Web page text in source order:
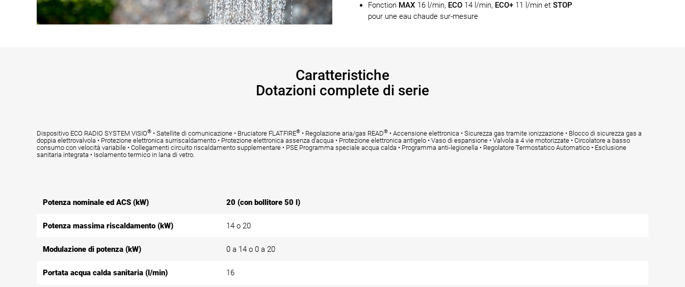
Fonction MAX 16 l/min, ECO 14 l/min, ECO+ 11 l/min et STOP
pour une eau chaude sur-mesure
Caratteristiche
Dotazioni complete di serie
Dispositivo ECO RADIO SYSTEM VISIO® • Satellite di comunicazione • Bruciatore FLATFIRE® • Regolazione aria/gas READ® • Accensione elettronica • Sicurezza gas tramite ionizzazione • Blocco di sicurezza gas a
doppia elettrovalvola • Protezione elettronica surriscaldamento • Protezione elettronica assenza d'acqua • Protezione elettronica antigelo • Vaso di espansione • Valvola a 4 vie motorizzate • Circolatore a basso
consumo con velocità variabile • Collegamenti circuito riscaldamento supplementare • PSE Programma speciale acqua calda • Programma anti-legionella • Regolatore Termostatico Automatico • Esclusione
sanitaria integrata • Isolamento termico in lana di vetro.
Potenza nominale ed ACS (kW) 20 (con bollitore 50 l)
Potenza massima riscaldamento (kW) 14 o 20
Modulazione di potenza (kW) 0 a 14 o 0 a 20
Portata acqua calda sanitaria (l/min) 16